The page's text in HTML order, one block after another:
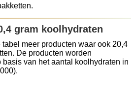
gram koolhydraten
meer producten waar ook 20,4
De producten worden
van het aantal koolhydraten in